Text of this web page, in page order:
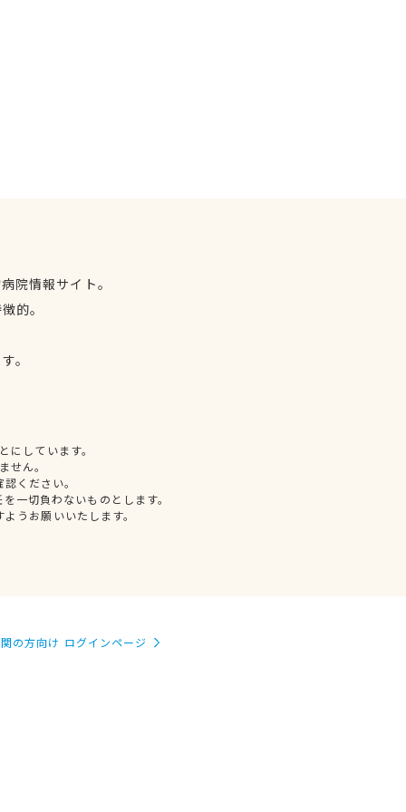
院情報サイト。
的。
。
しています。
せん。
ください。
一切負わないものとします。
うお願いいたします。
の方向け ログインページ